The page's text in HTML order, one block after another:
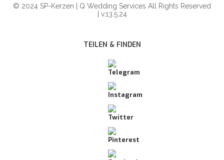
© 2024 SP-Kerzen | Q Wedding Services All Rights Reserved
| v.13.5.24
TEILEN & FINDEN